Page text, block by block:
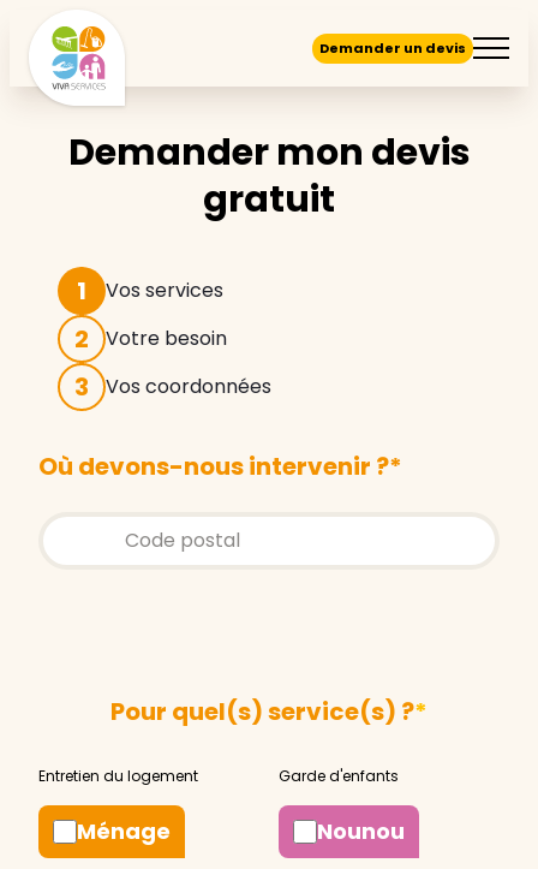
Demander un devis
Demander mon devis
gratuit
1 Vos services
2 Votre besoin
3 Vos coordonnées
Où devons-nous intervenir ?*
Store locator global - Autocompletion
Rechercher
Pour quel(s) service(s) ?*
Ménage Nounou